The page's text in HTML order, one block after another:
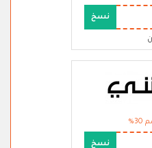
نسخ
نسخ